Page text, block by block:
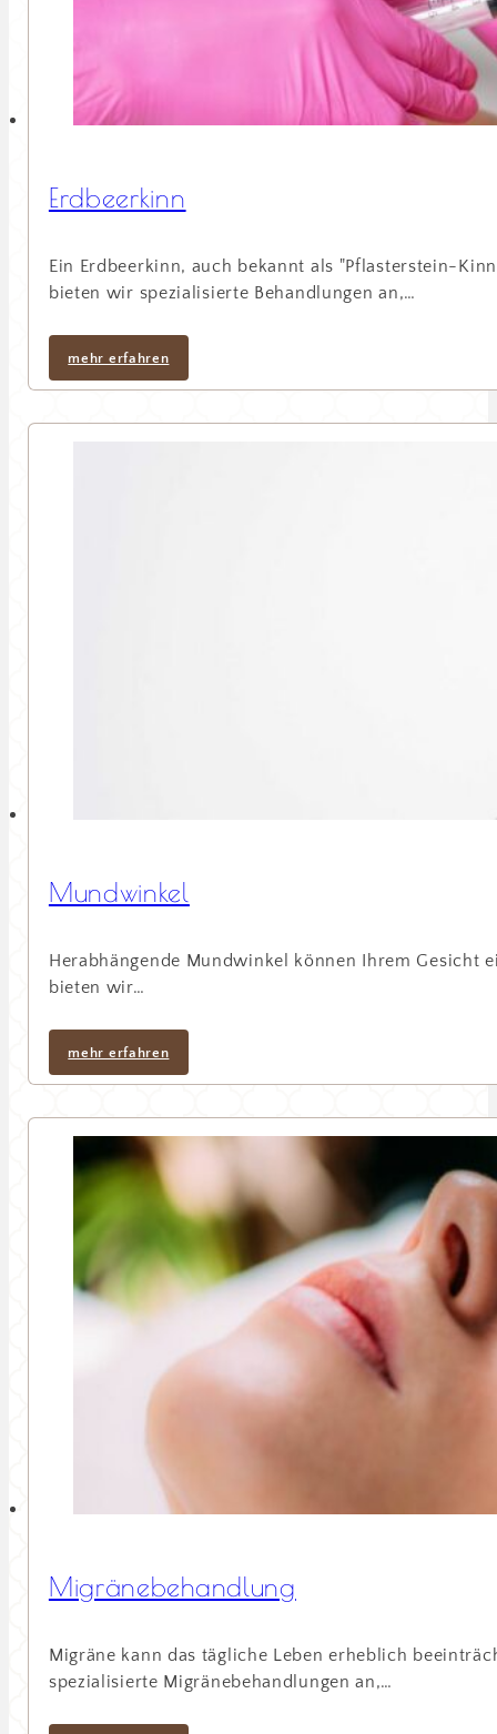
Erdbeerkinn
Ein Erdbeerkinn, auch bekannt als "Pflasterstein-
bieten wir spezialisierte Behandlungen an,…
mehr erfahren
Mundwinkel
Herabhängende Mundwinkel können Ihrem
bieten wir…
mehr erfahren
Migränebehandlung
Migräne kann das tägliche Leben erheblich
spezialisierte Migränebehandlungen an,…